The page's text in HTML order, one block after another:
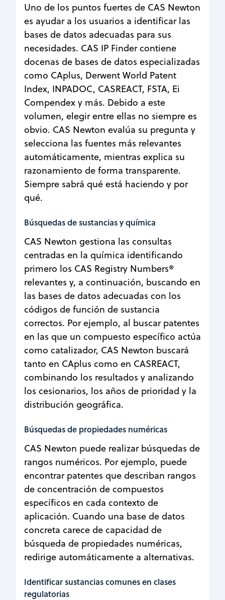
Uno de los puntos fuertes de CAS Newton
es ayudar a los usuarios a identificar las
bases de datos adecuadas para sus
necesidades. CAS IP Finder contiene
docenas de bases de datos especializadas
como CAplus, Derwent World Patent
Index, INPADOC, CASREACT, FSTA, Ei
Compendex y más. Debido a este
volumen, elegir entre ellas no siempre es
obvio. CAS Newton evalúa su pregunta y
selecciona las fuentes más relevantes
automáticamente, mientras explica su
razonamiento de forma transparente.
Siempre sabrá qué está haciendo y por
qué.
Búsquedas de sustancias y química
CAS Newton gestiona las consultas
centradas en la química identificando
primero los CAS Registry Numbers®
relevantes y, a continuación, buscando en
las bases de datos adecuadas con los
códigos de función de sustancia
correctos. Por ejemplo, al buscar patentes
en las que un compuesto específico actúa
como catalizador, CAS Newton buscará
tanto en CAplus como en CASREACT,
combinando los resultados y analizando
los cesionarios, los años de prioridad y la
distribución geográfica.
Búsquedas de propiedades numéricas
CAS Newton puede realizar búsquedas de
rangos numéricos. Por ejemplo, puede
encontrar patentes que describan rangos
de concentración de compuestos
específicos en cada contexto de
aplicación. Cuando una base de datos
concreta carece de capacidad de
búsqueda de propiedades numéricas,
redirige automáticamente a alternativas.
Identificar sustancias comunes en clases
regulatorias